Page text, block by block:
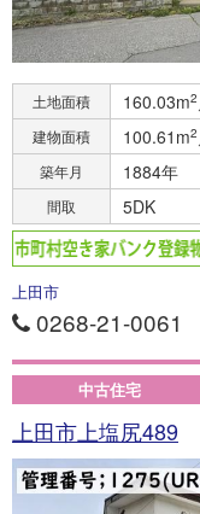
土地面積 160.03m2
建物面積 100.61m2
築年月 1884年
間取 5DK
上田市
0268-21-0061
中古住宅
上田市上塩尻489